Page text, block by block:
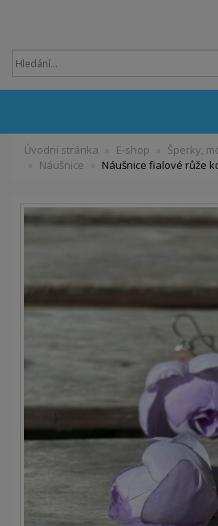
Úvodní stránka E-shop
Šperky,
Náušnice
Náušnice fialové růže